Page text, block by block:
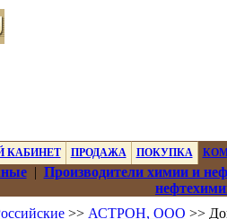
КАБИНЕТ ПРОДАЖА ПОКУПКА
| Производители химии и
>> АСТРОН, ООО >>